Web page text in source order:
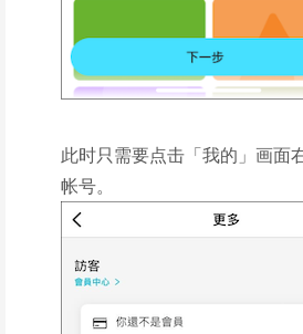
此时只需要点击「我的」画
帐号。